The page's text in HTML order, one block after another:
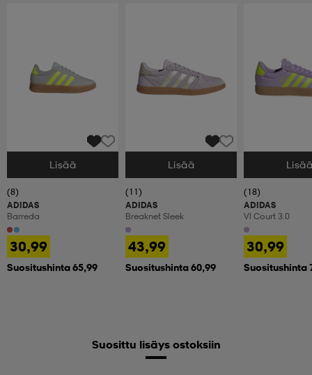
Valitse Koko
Lisää
(8)
ADIDAS
Barreda
30,99
Suositushinta 65,99
Valitse Koko
Lisää
(11)
ADIDAS
Breaknet Sleek
43,99
Suositushinta 60,99
Valitse Koko
(18)
ADIDAS
Vl Court 3.0
30,99
Suositushinta
Suosittu lisäys ostoksiin